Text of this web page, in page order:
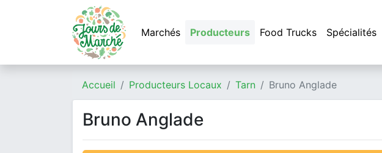
Marchés Producteurs Food Trucks Spécialités
Accueil Producteurs Locaux Tarn Bruno Anglade
Bruno Anglade